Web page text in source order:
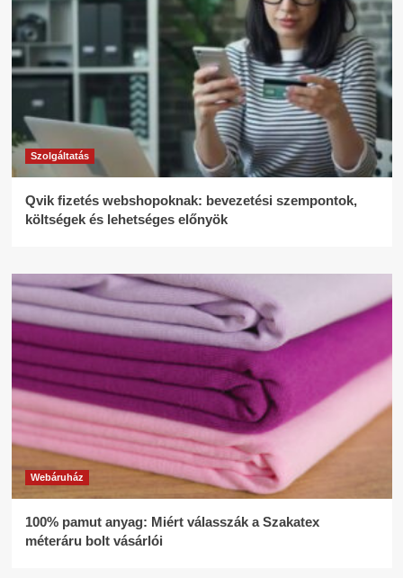
Szolgáltatás
Qvik fizetés webshopoknak: bevezetési szempontok,
költségek és lehetséges előnyök
Webáruház
100% pamut anyag: Miért válasszák a Szakatex
méteráru bolt vásárlói